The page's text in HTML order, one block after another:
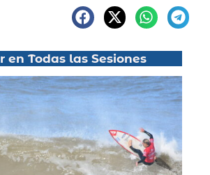
en Todas las Sesiones